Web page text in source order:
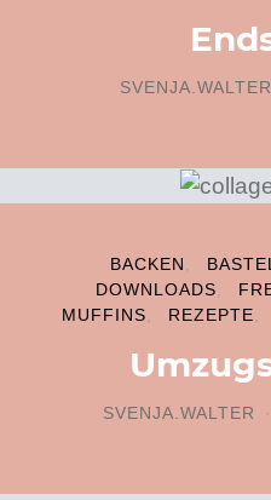
SVENJA.WALTER
BACKEN
DOWNLOADS
MUFFINS
REZEPTE
SVENJA.WALTER